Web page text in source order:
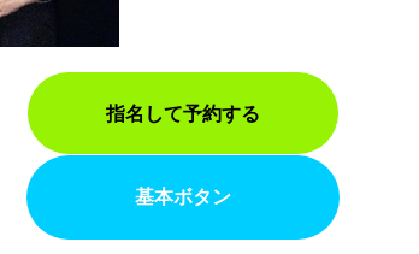
指名して予約する
基本ボタン